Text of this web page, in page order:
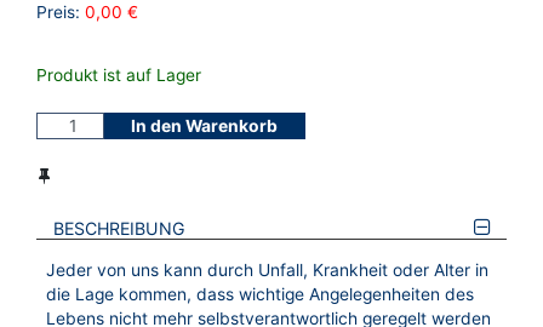
Preis: 0,00 €
Produkt ist auf Lager
In den Warenkorb
BESCHREIBUNG
Jeder von uns kann durch Unfall, Krankheit oder Alter in
die Lage kommen, dass wichtige Angelegenheiten des
Lebens nicht mehr selbstverantwortlich geregelt werden